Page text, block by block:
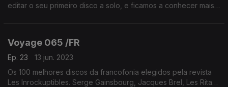
editar o seu primeiro disco a solo, e ficamos a conhecer mais
Voyage 065 /FR
Ep. 23
13 jun. 2023
Os 100 melhores discos da francofonia elegidos pela revista
Les Inrockuptibles. Serge Gainsbourg, Jacques Brel, Les Rita